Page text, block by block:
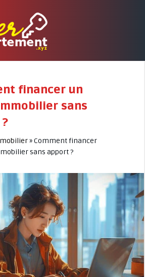
financer un
sans
»Comment financer
sans apport ?